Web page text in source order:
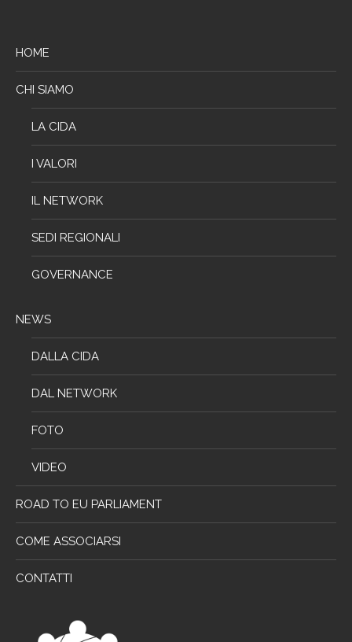
HOME
CHI SIAMO
LA CIDA
I VALORI
IL NETWORK
SEDI REGIONALI
GOVERNANCE
NEWS
DALLA CIDA
DAL NETWORK
FOTO
VIDEO
ROAD TO EU PARLIAMENT
COME ASSOCIARSI
CONTATTI